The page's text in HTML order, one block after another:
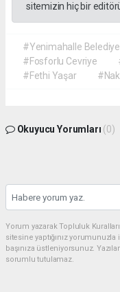
sitemizin hiç bir
#Yenimahalle
#Fosforlu Cevriye
#Fethi Yaşar
Okuyucu Yorumları (0)
Yorum yazarak Topluluk
sitesine yaptığınız
başınıza üstleniyorsunuz.
sorumlu tutulamaz.